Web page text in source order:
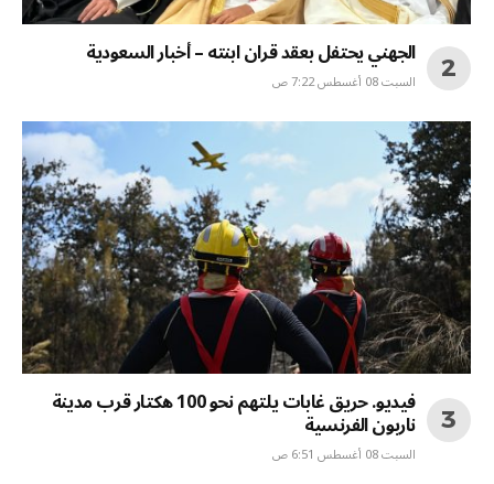
الجهني يحتفل بعقد قران ابنته – أخبار السعودية
السبت 08 أغسطس 7:22 ص
فيديو. حريق غابات يلتهم نحو 100 هكتار قرب مدينة
ناربون الفرنسية
السبت 08 أغسطس 6:51 ص